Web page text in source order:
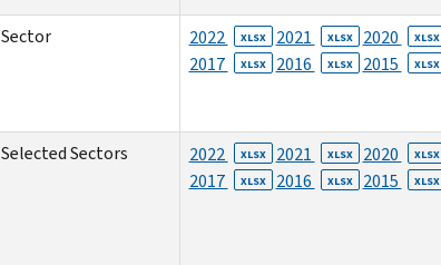
Sector 2022 XLSX 2021 XLSX 2020 XLSX
2017 XLSX 2016 XLSX 2015 XLSX
Selected Sectors 2022 XLSX 2021 XLSX 2020 XLSX
2017 XLSX 2016 XLSX 2015 XLSX